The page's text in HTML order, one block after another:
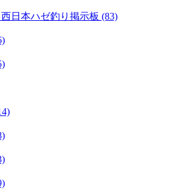
日本ハゼ釣り掲示板 (83)